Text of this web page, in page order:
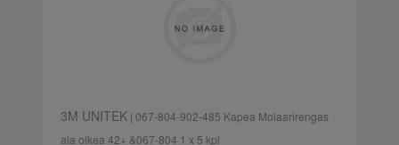
3M UNITEK| 067-804-902-485 Kapea Molaarirengas
ala oikea 42+ &067-804 1 x 5 kpl